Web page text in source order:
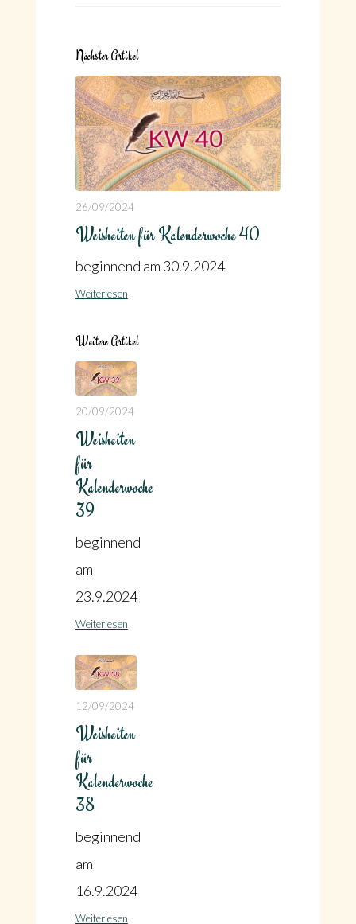
Nächster Artikel
26/09/2024
Weisheiten für Kalenderwoche 40
beginnend am 30.9.2024
Weiterlesen
Weitere Artikel
20/09/2024
Weisheiten
für
Kalenderwoche
39
beginnend
am
23.9.2024
Weiterlesen
12/09/2024
Weisheiten
für
Kalenderwoche
38
beginnend
am
16.9.2024
Weiterlesen